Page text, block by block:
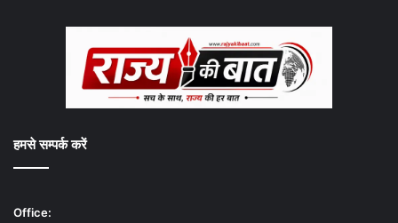
हमसे सम्पर्क करें
Office: